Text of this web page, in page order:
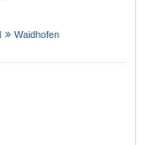
Waidhofen